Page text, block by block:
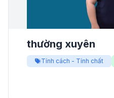
thường xuyên
Tính cách - Tính chất